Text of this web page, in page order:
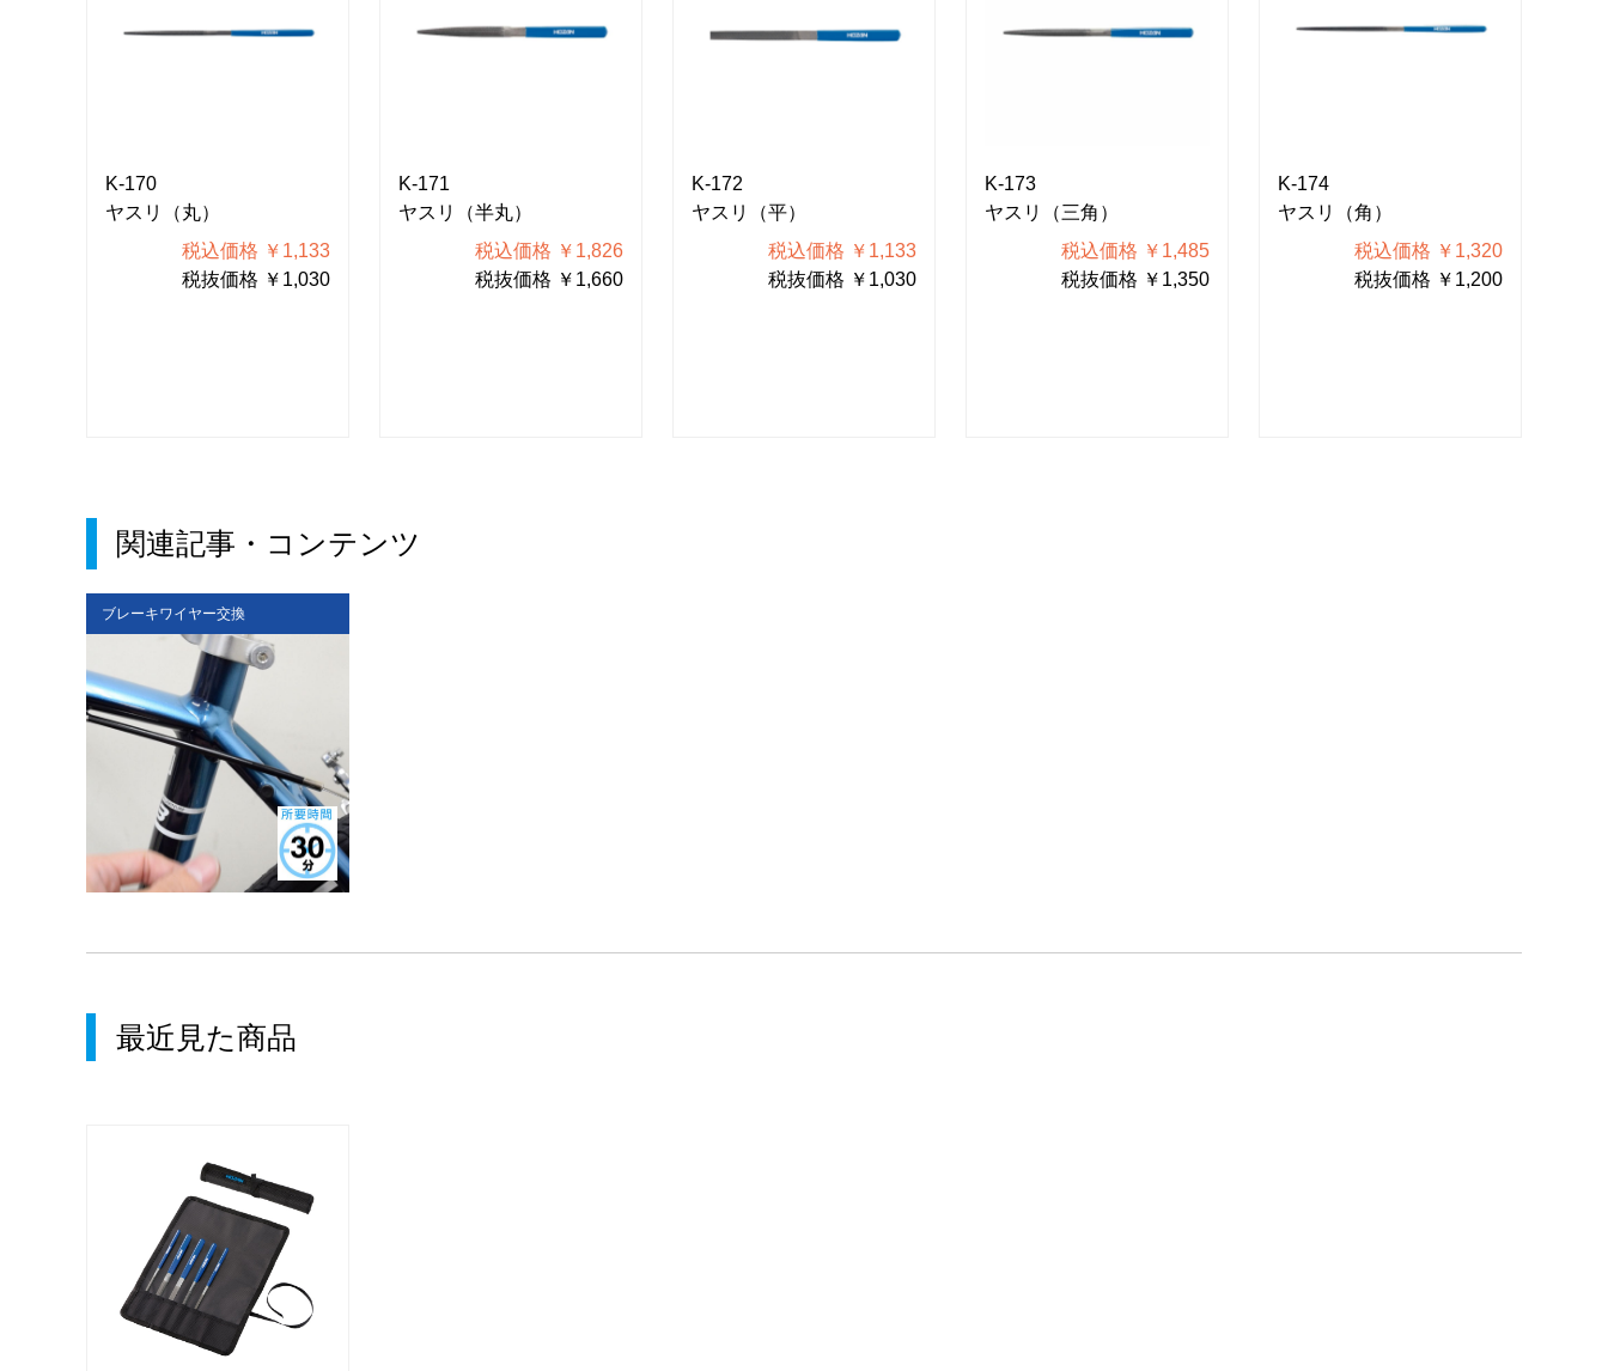
K-170
ヤスリ（丸）
税込価格 ￥1,133
税抜価格 ￥1,030
K-171
ヤスリ（半丸）
税込価格 ￥1,826
税抜価格 ￥1,660
K-172
ヤスリ（平）
税込価格 ￥1,133
税抜価格 ￥1,030
K-173
ヤスリ（三角）
税込価格 ￥1,485
税抜価格 ￥1,350
K-174
ヤスリ（角）
税込価格 ￥1,320
税抜価格 ￥1,200
関連記事・コンテンツ
ブレーキワイヤー交換
最近見た商品